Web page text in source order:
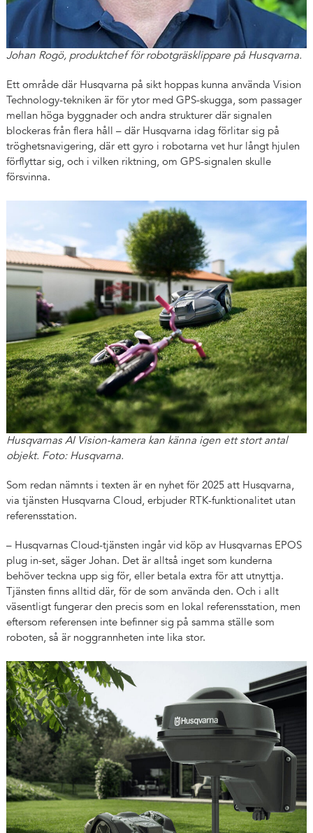
Johan Rogö, produktchef för robotgräsklippare på Husqvarna.
Ett område där Husqvarna på sikt hoppas kunna använda Vision
Technology-tekniken är för ytor med GPS-skugga, som passager
mellan höga byggnader och andra strukturer där signalen
blockeras från flera håll – där Husqvarna idag förlitar sig på
tröghetsnavigering, där ett gyro i robotarna vet hur långt hjulen
förflyttar sig, och i vilken riktning, om GPS-signalen skulle
försvinna.
Husqvarnas AI Vision-kamera kan känna igen ett stort antal
objekt. Foto: Husqvarna.
Som redan nämnts i texten är en nyhet för 2025 att Husqvarna,
via tjänsten Husqvarna Cloud, erbjuder RTK-funktionalitet utan
referensstation.
– Husqvarnas Cloud-tjänsten ingår vid köp av Husqvarnas EPOS
plug in-set, säger Johan. Det är alltså inget som kunderna
behöver teckna upp sig för, eller betala extra för att utnyttja.
Tjänsten finns alltid där, för de som använda den. Och i allt
väsentligt fungerar den precis som en lokal referensstation, men
eftersom referensen inte befinner sig på samma ställe som
roboten, så är noggrannheten inte lika stor.